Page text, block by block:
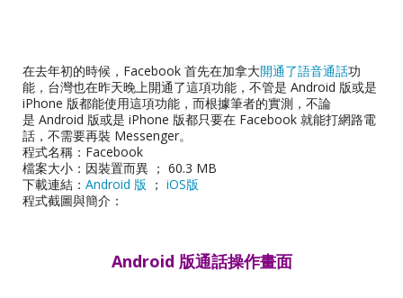
在去年初的時候，Facebook 首先在加拿大開通了語音通話功
能，台灣也在昨天晚上開通了這項功能，不管是 Android 版或是
iPhone 版都能使用這項功能，而根據筆者的實測，不論
是 Android 版或是 iPhone 版都只要在 Facebook 就能打網路電
話，不需要再裝 Messenger。
程式名稱：Facebook
檔案大小：因裝置而異 ； 60.3 MB
下載連結： Android 版 ； iOS版
程式截圖與簡介：
Android 版通話操作畫面